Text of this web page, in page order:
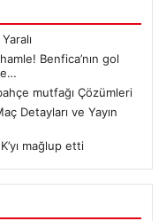
Benfica’nın gol
mutfağı Çözümleri
Detayları ve Yayın
mağlup etti